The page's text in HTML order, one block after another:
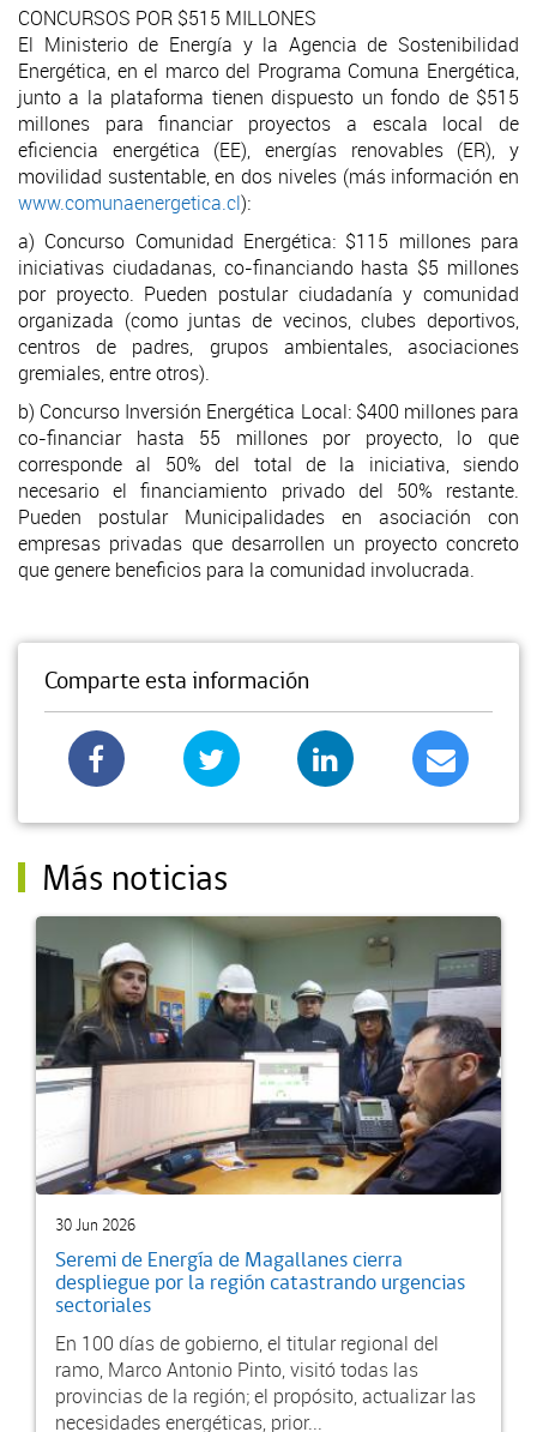
CONCURSOS POR $515 MILLONES
El Ministerio de Energía y la Agencia de Sostenibilidad
Energética, en el marco del Programa Comuna Energética,
junto a la plataforma tienen dispuesto un fondo de $515
millones para financiar proyectos a escala local de
eficiencia energética (EE), energías renovables (ER), y
movilidad sustentable, en dos niveles (más información en
www.comunaenergetica.cl):
a) Concurso Comunidad Energética: $115 millones para
iniciativas ciudadanas, co-financiando hasta $5 millones
por proyecto. Pueden postular ciudadanía y comunidad
organizada (como juntas de vecinos, clubes deportivos,
centros de padres, grupos ambientales, asociaciones
gremiales, entre otros).
b) Concurso Inversión Energética Local: $400 millones para
co-financiar hasta 55 millones por proyecto, lo que
corresponde al 50% del total de la iniciativa, siendo
necesario el financiamiento privado del 50% restante.
Pueden postular Municipalidades en asociación con
empresas privadas que desarrollen un proyecto concreto
que genere beneficios para la comunidad involucrada.
Comparte esta información
Más noticias
30 Jun 2026
Seremi de Energía de Magallanes cierra
despliegue por la región catastrando urgencias
sectoriales
En 100 días de gobierno, el titular regional del
ramo, Marco Antonio Pinto, visitó todas las
provincias de la región; el propósito, actualizar las
necesidades energéticas, prior...